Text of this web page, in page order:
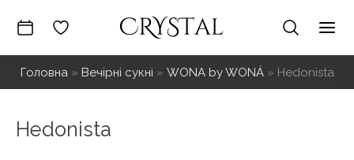
вмісту
Головна» Вечірні сукні » WONA by WONÁ» Hedonista
Hedonista